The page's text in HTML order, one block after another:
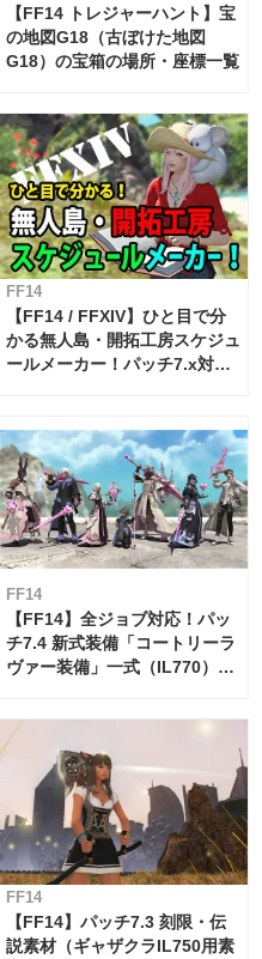
【FF14 トレジャーハント】宝
の地図G18（古ぼけた地図
G18）の宝箱の場所・座標一覧
FF14
【FF14 / FFXIV】ひと目で分
かる無人島・開拓工房スケジュ
ールメーカー！パッチ7.x対応
FF14
【FF14】全ジョブ対応！パッ
チ7.4 新式装備「コートリーラ
ヴァー装備」一式（IL770）の
FF14
【FF14】パッチ7.3 刻限・伝
説素材（ギャザクラIL750用素